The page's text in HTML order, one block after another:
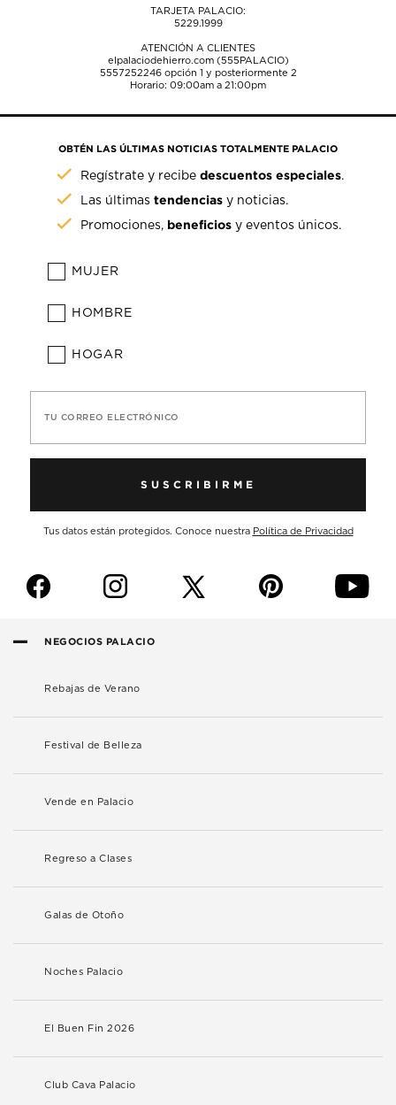
TARJETA PALACIO:
5229.1999
ATENCIÓN A CLIENTES
elpalaciodehierro.com (555PALACIO)
5557252246opción 1 y posteriormente 2
Horario: 09:00am a 21:00pm
OBTÉN LAS ÚLTIMAS NOTICIAS TOTALMENTE PALACIO
Regístrate y recibedescuentos especiales.
Las últimastendencias y noticias.
Promociones, beneficios y eventos únicos.
MUJER
HOMBRE
HOGAR
TU CORREO ELECTRÓNICO
SUSCRIBIRME
Tus datos están protegidos. Conoce nuestra Política de Privacidad
f i p y
NEGOCIOS PALACIO
Rebajas de Verano
Festival de Belleza
Vende en Palacio
Regreso a Clases
Galas de Otoño
Noches Palacio
El Buen Fin 2026
Club Cava Palacio